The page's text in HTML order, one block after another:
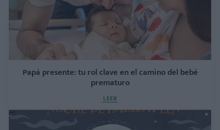
Papá presente: tu rol clave en el camino del bebé
prematuro
LEER